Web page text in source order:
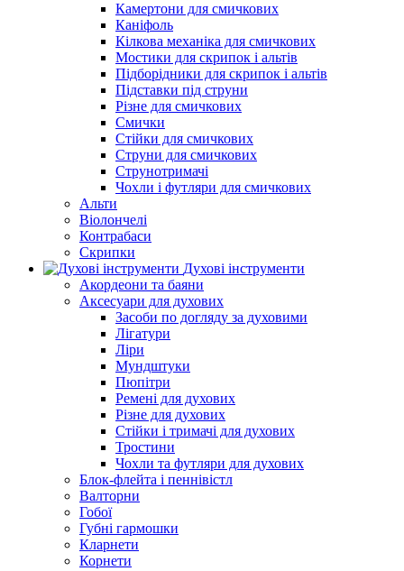
Камертони для смичкових
Каніфоль
Кілкова механіка для смичкових
Мостики для скрипок і альтів
Підборiдники для скрипок і альтів
Підставки під струни
Різне для смичкових
Смички
Стійки для смичкових
Струни для смичкових
Струнотримачі
Чохли і футляри для смичкових
Альти
Віолончелі
Контрабаси
Скрипки
Духові інструменти
Акордеони та баяни
Аксесуари для духових
Засоби по догляду за духовими
Лігатури
Ліри
Мундштуки
Пюпітри
Ремені для духових
Різне для духових
Стійки і тримачі для духових
Тростини
Чохли та футляри для духових
Блок-флейта і пеннівістл
Валторни
Гобої
Губні гармошки
Кларнети
Корнети